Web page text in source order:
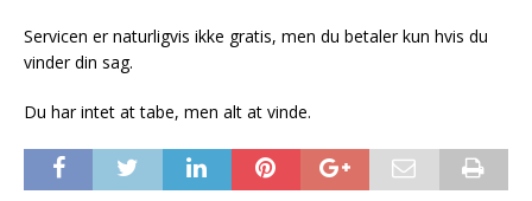
Servicen er naturligvis ikke gratis, men du betaler kun hvis du
vinder din sag.
Du har intet at tabe, men alt at vinde.